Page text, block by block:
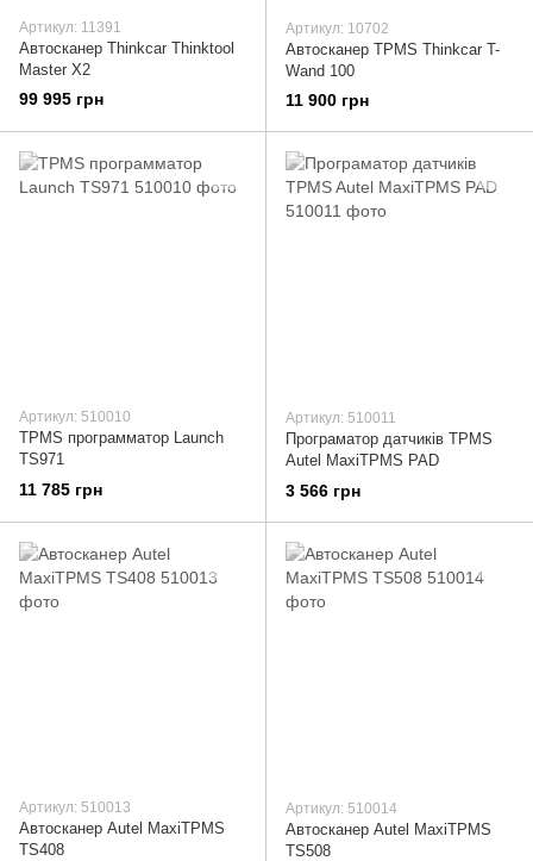
Артикул: 11391
Автосканер Thinkcar Thinktool
Master X2
99 995 грн
Артикул: 10702
Автосканер TPMS Thinkcar T-
Wand 100
11 900 грн
Артикул: 510010
TPMS программатор Launch
TS971
11 785 грн
Артикул: 510011
Програматор датчиків TPMS
Autel MaxiTPMS PAD
3 566 грн
Артикул: 510013
Автосканер Autel MaxiTPMS
TS408
Артикул: 510014
Автосканер Autel MaxiTPMS
TS508